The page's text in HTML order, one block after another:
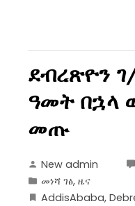
ደብረጽዮን
ዓመት በኋላ
መጡ
New admin
መነሻ ገፅ, ዜና
AddisAbaba,